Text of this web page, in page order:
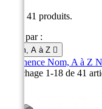
Il y a 41 produits.
Trier par :
Nom, A à Z 
Pertinence Nom, A à Z
Affichage 1-18 de 41